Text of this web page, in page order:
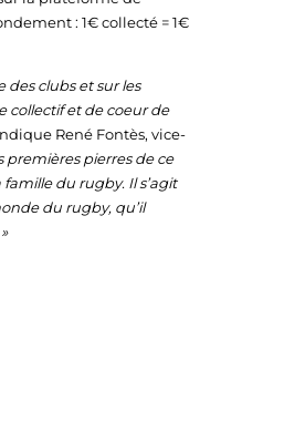
: 1€ collecté = 1€
clubs et sur les
collectif et de coeur de
René Fontès, vice-
premières pierres de ce
du rugby. Il s’agit
du rugby, qu’il